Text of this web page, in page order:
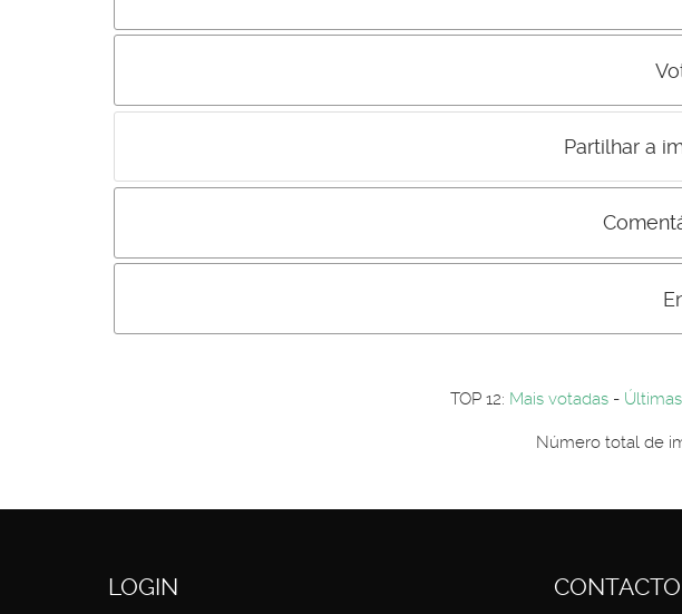
Partilhar a
Incluir imagem :
Os comentário não são
Os visitantes não estão autorizados a colocar comentários. Por-favor
Primeiro autentique-se...
TOP 12: Mais votadas -
Número total de
LOGIN